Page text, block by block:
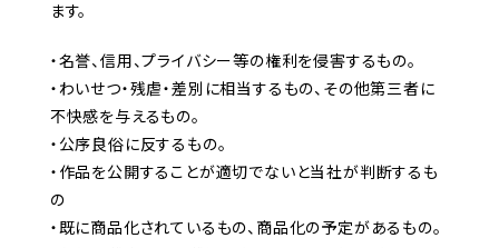
ます。
・名誉、信用、プライバシー等の権利を侵害するもの。
・わいせつ・残虐・差別に相当するもの、その他第三者に
不快感を与えるもの。
・公序良俗に反するもの。
・作品を公開することが適切でないと当社が判断するも
の
・既に商品化されているもの、商品化の予定があるもの。